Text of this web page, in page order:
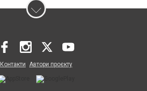
Контакти Автори проєкту